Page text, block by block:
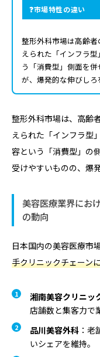
市場特性の違い
整形外科市場は高齢
えられた「インフラ
う「消費型」側面を
が、爆発的な伸びしろ
整形外科市場は、高齢
えられた「インフラ型
容という「消費型」の
受けやすいものの、爆
美容医療業界にお
の動向
日本国内の美容医療市
手クリニックチェーン
湘南美容クリニッ
店舗数と集客力で
品川美容外科：老
いシェアを維持。